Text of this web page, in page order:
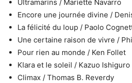
Ultramarins / Mariette Navarro
Encore une journée divine /
La félicité du loup / Paolo
Une certaine raison de vivre /
Pour rien au monde / Ken Follet
Klara et le soleil / Kazuo Ishiguro
Climax / Thomas B. Reverdy